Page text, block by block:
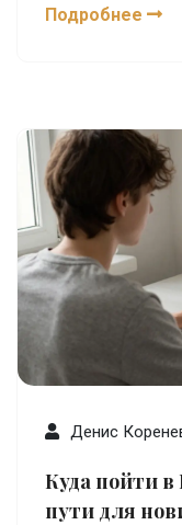
Подробнее
Денис
Куда пойти
пути для